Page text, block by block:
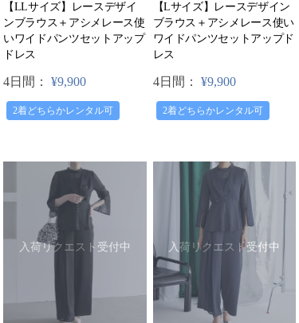
【LLサイズ】レースデザイ
ンブラウス＋アシメレース使
いワイドパンツセットアップ
ドレス
4日間： ¥9,900
2着どちらかレンタル可
【Lサイズ】レースデザイン
ブラウス＋アシメレース使い
ワイドパンツセットアップド
レス
4日間： ¥9,900
2着どちらかレンタル可
入荷リクエスト受付中 入荷リクエスト受付中